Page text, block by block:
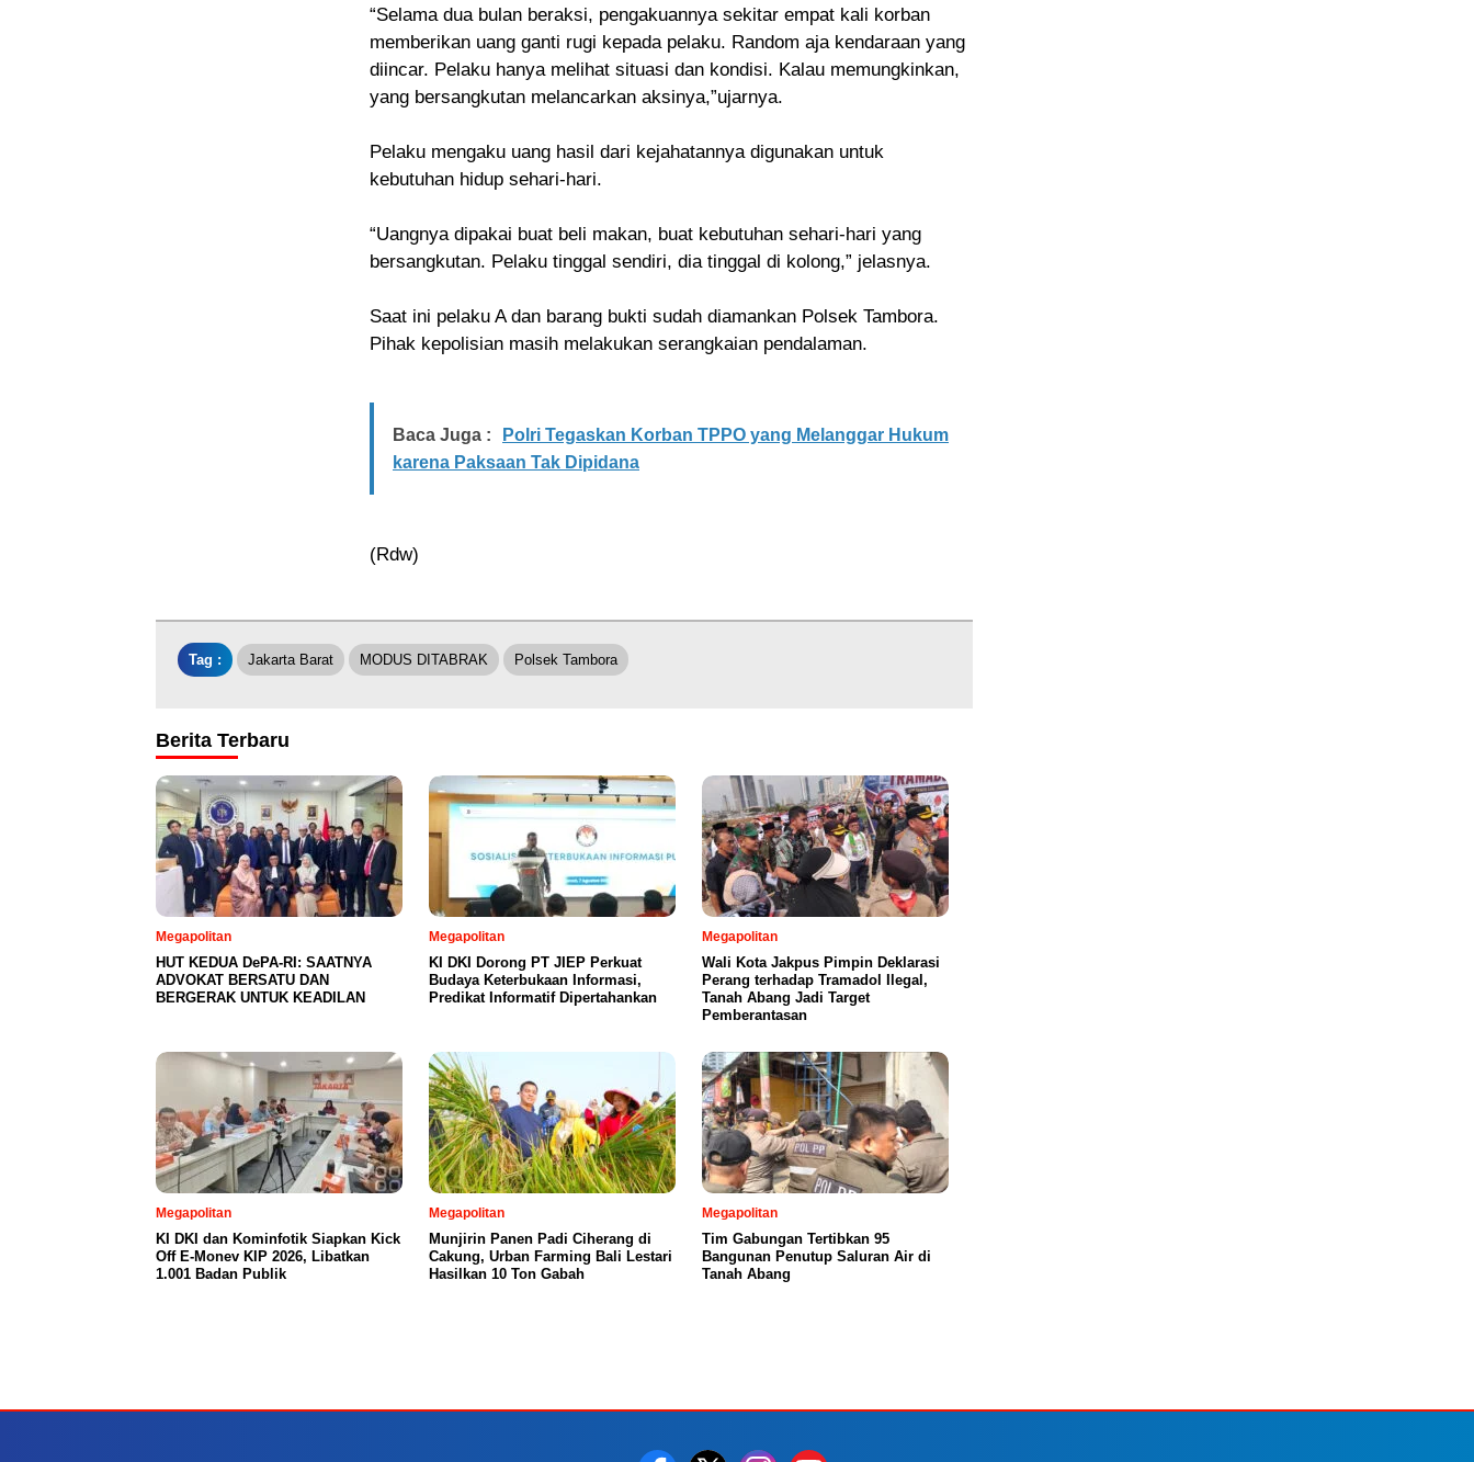
“Selama dua bulan beraksi, pengakuannya sekitar empat kali korban
memberikan uang ganti rugi kepada pelaku. Random aja kendaraan yang
diincar. Pelaku hanya melihat situasi dan kondisi. Kalau memungkinkan,
yang bersangkutan melancarkan aksinya,”ujarnya.
Pelaku mengaku uang hasil dari kejahatannya digunakan untuk
kebutuhan hidup sehari-hari.
“Uangnya dipakai buat beli makan, buat kebutuhan sehari-hari yang
bersangkutan. Pelaku tinggal sendiri, dia tinggal di kolong,” jelasnya.
Saat ini pelaku A dan barang bukti sudah diamankan Polsek Tambora.
Pihak kepolisian masih melakukan serangkaian pendalaman.
Baca Juga :
Polri Tegaskan Korban TPPO yang Melanggar Hukum
karena Paksaan Tak Dipidana
(Rdw)
Tag : Jakarta Barat MODUS DITABRAK Polsek Tambora
Berita Terbaru
Megapolitan
HUT KEDUA DePA-RI: SAATNYA
ADVOKAT BERSATU DAN
BERGERAK UNTUK KEADILAN
Megapolitan
KI DKI Dorong PT JIEP Perkuat
Budaya Keterbukaan Informasi,
Predikat Informatif Dipertahankan
Megapolitan
Wali Kota Jakpus Pimpin Deklarasi
Perang terhadap Tramadol Ilegal,
Tanah Abang Jadi Target
Pemberantasan
Megapolitan
KI DKI dan Kominfotik Siapkan Kick
Off E-Monev KIP 2026, Libatkan
1.001 Badan Publik
Megapolitan
Munjirin Panen Padi Ciherang di
Cakung, Urban Farming Bali Lestari
Hasilkan 10 Ton Gabah
Megapolitan
Tim Gabungan Tertibkan 95
Bangunan Penutup Saluran Air di
Tanah Abang